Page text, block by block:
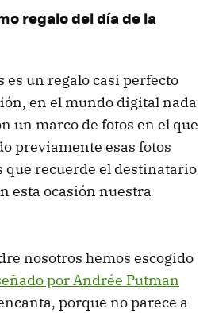
regalo del día de la
es un regalo casi perfecto
en el mundo digital nada
un marco de fotos en el que
previamente esas fotos
que recuerde el destinatario
esta ocasión nuestra
nosotros hemos escogido
por Andrée Putman
porque no parece a